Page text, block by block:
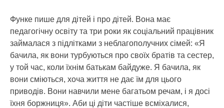
Функе пише для дітей і про дітей. Вона має
педагогічну освіту та три роки як соціальний працівник
займалася з підлітками з неблагополучних сімей: «Я
бачила, як вони турбуються про своїх братів та сестер,
у той час, коли їхнім батькам байдуже. Я бачила, як
вони сміються, хоча життя не дає їм для цього
приводів. Вони навчили мене багатьом речам, і я досі
їхня боржниця». Аби ці діти частіше всміхалися,